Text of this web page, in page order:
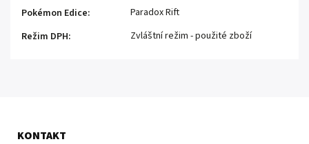
Pokémon Edice:
Paradox Rift
Režim DPH: Zvláštní režim - použité zboží
KONTAKT